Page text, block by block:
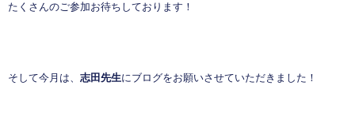
たくさんのご参加お待ちしております！
そして今月は、 志田先生にブログをお願いさせていただきました！